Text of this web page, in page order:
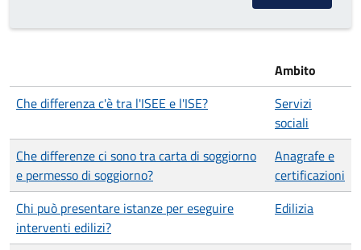
Ambito
Che differenza c'è tra l'ISEE e l'ISE?
Servizi
sociali
Che differenze ci sono tra carta di soggiorno
e permesso di soggiorno?
Anagrafe e
certificazioni
Chi può presentare istanze per eseguire
interventi edilizi?
Edilizia